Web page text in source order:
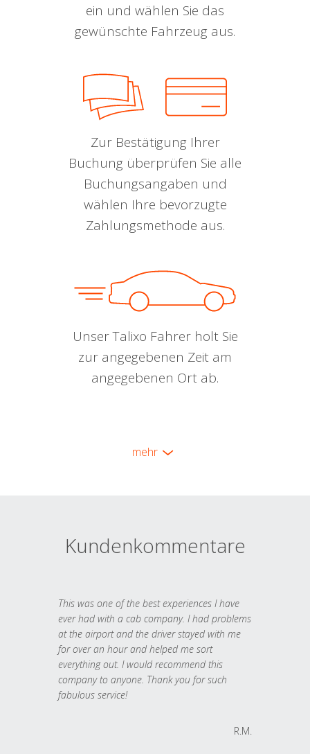
ein und wählen Sie das
gewünschte Fahrzeug aus.
Zur Bestätigung Ihrer
Buchung überprüfen Sie alle
Buchungsangaben und
wählen Ihre bevorzugte
Zahlungsmethode aus.
Unser Talixo Fahrer holt Sie
zur angegebenen Zeit am
angegebenen Ort ab.
mehr
Kundenkommentare
This was one of the best experiences I have
ever had with a cab company. I had problems
at the airport and the driver stayed with me
for over an hour and helped me sort
everything out. I would recommend this
company to anyone. Thank you for such
fabulous service!
R.M.